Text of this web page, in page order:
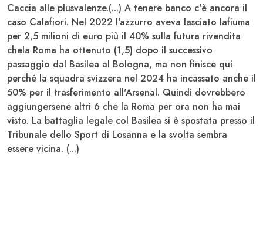
Caccia alle plusvalenze.(...) A tenere banco c'è ancora il
caso Calafiori. Nel 2022 l'azzurro aveva lasciato lafiuma
per 2,5 milioni di euro più il 40% sulla futura rivendita
chela Roma ha ottenuto (1,5) dopo il successivo
passaggio dal Basilea al Bologna, ma non finisce qui
perché la squadra svizzera nel 2024 ha incassato anche il
50% per il trasferimento all'Arsenal. Quindi dovrebbero
aggiungersene altri 6 che la Roma per ora non ha mai
visto. La battaglia legale col Basilea si è spostata presso il
Tribunale dello Sport di Losanna e la svolta sembra
essere vicina. (...)